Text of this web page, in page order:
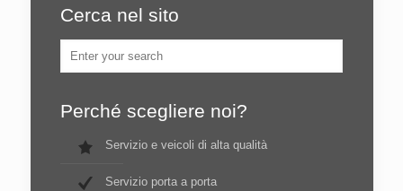
Cerca nel sito
Perché scegliere noi?
Servizio e veicoli di alta qualità
Servizio porta a porta